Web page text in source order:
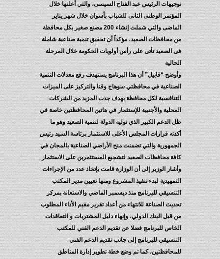
توجيهات الرئيس عبد الفتاح السيسى، والتي أعلنها خلال
المؤتمر الوطنى الثانى للشباب بأسوان خلال شهر يناير
الماضى والتي شملت إنشاء 200 مصنع صغير بكل محافظة
من محافظات الصعيد، مؤكداً أن تحقيق تنمية صناعية شاملة
فى الصعيد تأتى على رأس أولويات الحكومة خلال المرحلة
الحالية
وأوضح “قابيل” أن هذا البرنامج يستهدف رفع معدلات التنمية
الصناعية في محافظتي سوهاج وقنا والتركيز على الميزات
التنافسية لكل محافظة بهدف جذب المزيد من الشركات
المحلية والأجنبية للإستثمار في هاتين المحافظتين خاصة في
ظل الدعم الكبير الذي توليه الدولة لتنمية الصعيد وهو ما
أكدته قرارات المجلس الأعلى للاستثمار برئاسة السيد رئيس
الجمهورية والتي تضمنت منح الأراضي الصناعية بالمجان في
كافة محافظات الصعيد لتشجيع المستثمرين على الاستثمار
وأشار الوزير إلى أن الوزارة قامت بإتخاذ عدد من الإجراءات
التمهيدية لبدء تنفيذ المشروع ومنها تعيين مدير المكتب
التنسيقي للبرنامج منذ ديسمبر الماضي والاستعانة بمركز
تحديث الصناعة للانتهاء من أعداد تقرير مقيم الأداء المطلوب
من قبل البنك الدولي، وإنهاء دليل المشتريات و التعاقدات
الخاص للبرنامج فضلا عن تقديم الدعم الفني للمكتب
التنسيقي للبرنامج إلى جانب تقديم الدعم الفني
للمحافظتين، كما تم وضع خطة تطوير إدارة المناطق